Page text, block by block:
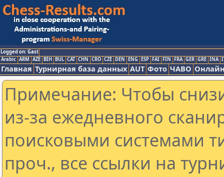
Logged on: Gast
Arabic ARM AZE BIH BUL CAT CHN CRO CZE DEN ENG ESP FAI FIN FRA GER GRE INA
Главная Турнирная база данных AUT Фото ЧАВО
Примечание: Чтобы
из-за ежедневного
поисковыми системами
проч., все ссылки на